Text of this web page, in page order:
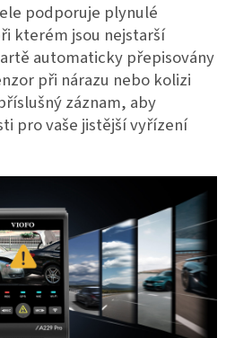
podporuje plynulé
kterém jsou nejstarší
automaticky přepisovány
při nárazu nebo kolizi
záznam, aby
pro vaše jistější vyřízení